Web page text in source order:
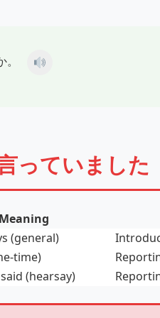
っていました
Meaning
(general)
time)
(hearsay)